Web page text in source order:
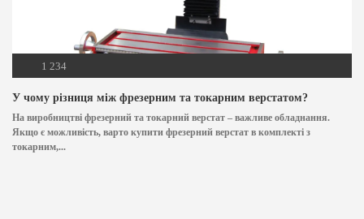
1 234
У чому різниця між фрезерним та токарним верстатом?
На виробництві фрезерний та токарний верстат – важливе обладнання.
Якщо є можливість, варто купити фрезерний верстат в комплекті з
токарним,...